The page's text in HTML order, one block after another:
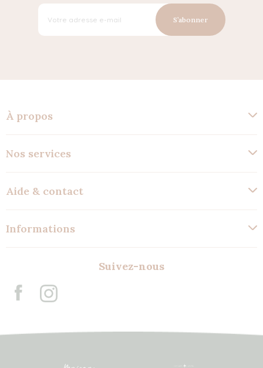
S’abonner
À propos
Nos services
Aide & contact
Informations
Suivez-nous